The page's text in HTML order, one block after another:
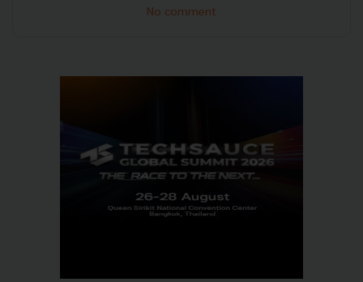
No comment